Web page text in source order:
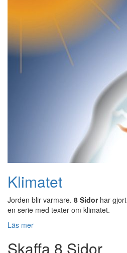
Klimatet
Jorden blir varmare. 8 Sidorhar gjort
en serie med texter om klimatet.
Läs mer
Skaffa 8 Sidor